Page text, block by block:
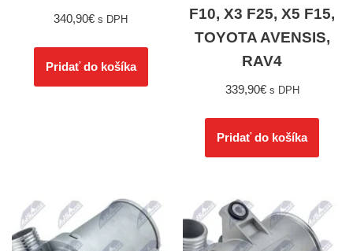
340,90€ s DPH
Pridať do košíka
F10, X3 F25, X5 F15,
TOYOTA AVENSIS,
RAV4
339,90€ s DPH
Pridať do košíka